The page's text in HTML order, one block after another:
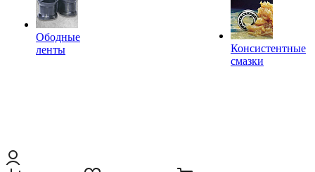
Ободные
ленты
Консистентные
смазки